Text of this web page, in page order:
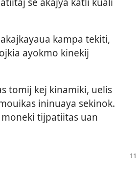
kampa tekiti,
ayokmo kinekij
tomij kej kinamiki, uelis
ininuaya sekinok.
tijpatiitas uan